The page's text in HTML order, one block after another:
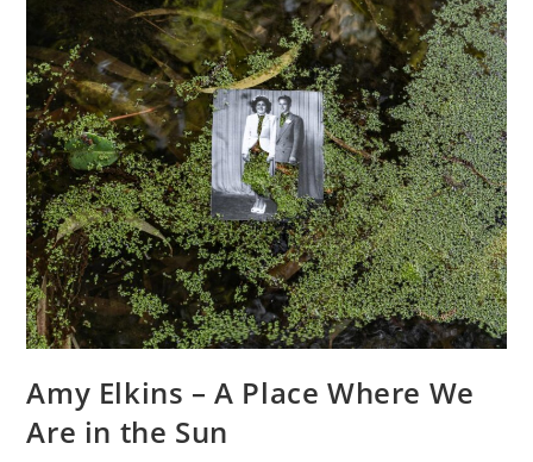
Amy Elkins – A Place Where We
Are in the Sun